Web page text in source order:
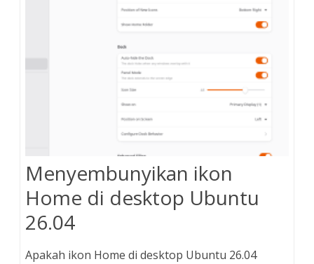
Menyembunyikan ikon
Home di desktop Ubuntu
26.04
Apakah ikon Home di desktop Ubuntu 26.04